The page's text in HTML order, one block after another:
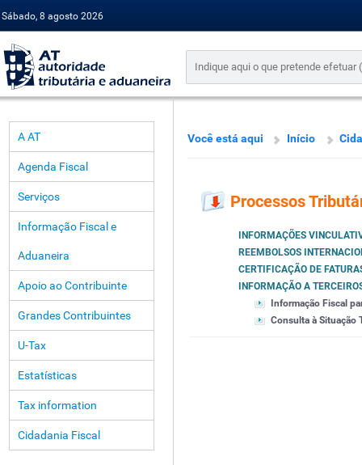
Sábado, 8 agosto 2026
A AT
Agenda Fiscal
Serviços
Informação Fiscal e
Aduaneira
Apoio ao Contribuinte
Grandes Contribuintes
U-Tax
Estatísticas
Tax information
Cidadania Fiscal
Você está aqui Início
Processos
INFORMAÇÕES
REEMBOLSOS
CERTIFICAÇÃO DE
INFORMAÇÃO A
Informação Fiscal
Consulta à Situação